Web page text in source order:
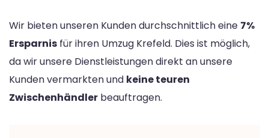
Wir bieten unseren Kunden durchschnittlich eine 7%
Ersparnis für ihren Umzug Krefeld. Dies ist möglich,
da wir unsere Dienstleistungen direkt an unsere
Kunden vermarkten und keine teuren
Zwischenhändler beauftragen.